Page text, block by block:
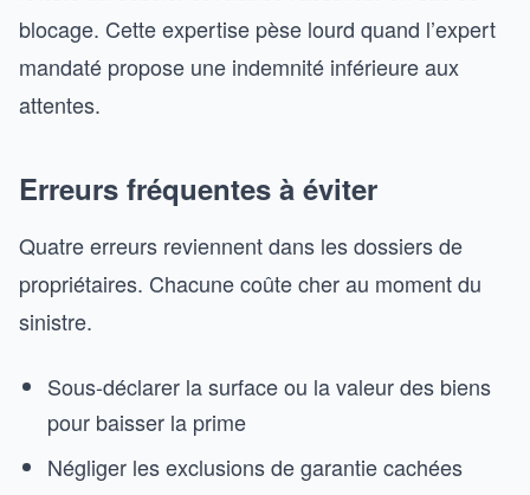
blocage. Cette expertise pèse lourd quand l’expert
mandaté propose une indemnité inférieure aux
attentes.
Erreurs fréquentes à éviter
Quatre erreurs reviennent dans les dossiers de
propriétaires. Chacune coûte cher au moment du
sinistre.
Sous-déclarer la surface ou la valeur des biens
pour baisser la prime
Négliger les exclusions de garantie cachées